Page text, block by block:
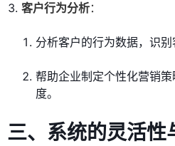
客户行为分析：
分析客户的行为数据，识别
帮助企业制定个性化营销
度。
三、系统的灵活性